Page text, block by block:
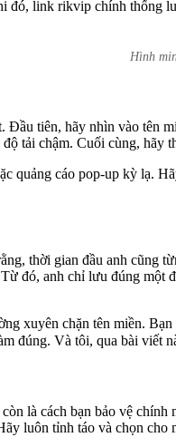
link rikvip chính thống
Hình
Đầu tiên, hãy nhìn vào
tải chậm. Cuối cùng,
quảng cáo pop-up kỳ lạ.
thời gian đầu anh
đó, anh chỉ lưu đúng
xuyên chặn tên miền.
đúng. Và tôi, qua bài viết
là cách bạn bảo vệ
luôn tỉnh táo và chọn cho